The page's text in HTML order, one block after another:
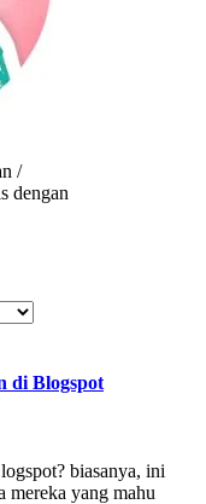
/
dengan
di Blogspot
biasanya, ini
mereka yang mahu